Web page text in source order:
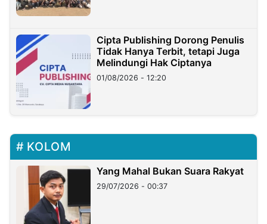
Cipta Publishing Dorong Penulis
Tidak Hanya Terbit, tetapi Juga
Melindungi Hak Ciptanya
01/08/2026 - 12:20
KOLOM
Yang Mahal Bukan Suara Rakyat
29/07/2026 - 00:37